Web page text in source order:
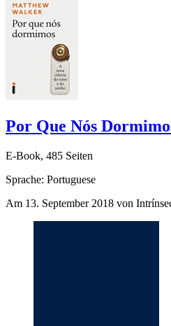
Por Que Nós
E-Book, 485 Seiten
Sprache: Portuguese
Am 13. September 2018 von